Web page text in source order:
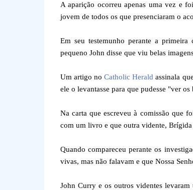
A aparição ocorreu apenas uma vez e
jovem de todos os que presenciaram o
Em seu testemunho perante a primeira
pequeno John disse que viu belas
Um artigo noCatholic Heraldassinala
ele o levantasse para que pudesse "ver
Na carta que escreveu à comissão que
com um livro e que outra vidente, Brígida
Quando compareceu perante os
vivas, mas não falavam e que Nossa
John Curry e os outros videntes